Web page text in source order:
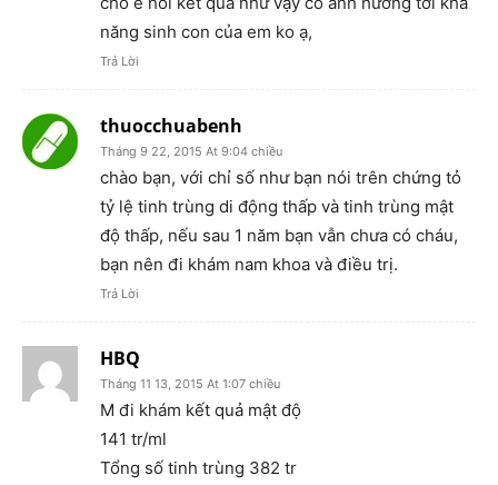
năng sinh con của em ko ạ,
Trả Lời
thuocchuabenh
Tháng 9 22, 2015 At 9:04 chiều
chào bạn, với chỉ số như bạn nói trên chứng tỏ
tỷ lệ tinh trùng di động thấp và tinh trùng mật
độ thấp, nếu sau 1 năm bạn vẫn chưa có cháu,
bạn nên đi khám nam khoa và điều trị.
Trả Lời
HBQ
Tháng 11 13, 2015 At 1:07 chiều
M đi khám kết quả mật độ
141 tr/ml
Tổng số tinh trùng 382 tr